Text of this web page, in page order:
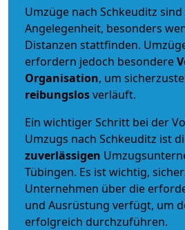
Umzüge nach Schkeuditz
Angelegenheit, besonders
Distanzen stattfinden.
erfordern jedoch besondere
Organisation, um
reibungslosverläuft.
Ein wichtiger Schritt bei der
Umzugs nach Schkeuditz ist
zuverlässigen
Tübingen. Es ist wichtig,
Unternehmen über die
und Ausrüstung verfügt, um
erfolgreich durchzuführen.